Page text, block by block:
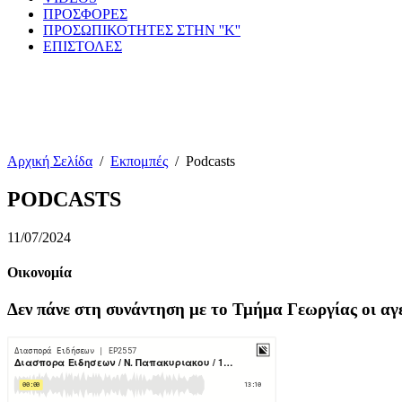
ΠΡΟΣΦΟΡΕΣ
ΠΡΟΣΩΠΙΚΟΤΗΤΕΣ ΣΤΗΝ ''Κ''
ΕΠΙΣΤΟΛΕΣ
Αρχική Σελίδα / Εκπομπές / Podcasts
PODCASTS
11/07/2024
Οικονομία
Δεν πάνε στη συνάντηση με το Τμήμα Γεωργίας οι